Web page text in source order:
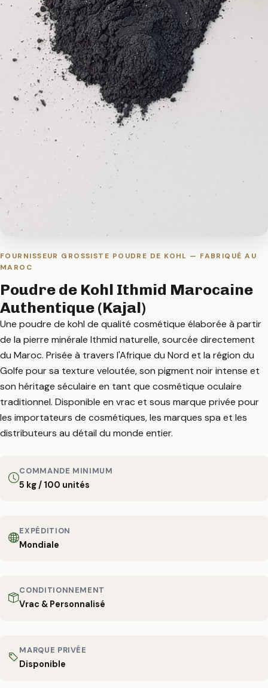
FOURNISSEUR GROSSISTE POUDRE DE KOHL — FABRIQUÉ AU
MAROC
Poudre de Kohl Ithmid Marocaine
Authentique (Kajal)
Une poudre de kohl de qualité cosmétique élaborée à partir
de la pierre minérale Ithmid naturelle, sourcée directement
du Maroc. Prisée à travers l'Afrique du Nord et la région du
Golfe pour sa texture veloutée, son pigment noir intense et
son héritage séculaire en tant que cosmétique oculaire
traditionnel. Disponible en vrac et sous marque privée pour
les importateurs de cosmétiques, les marques spa et les
distributeurs au détail du monde entier.
COMMANDE MINIMUM
5 kg / 100 unités
EXPÉDITION
Mondiale
CONDITIONNEMENT
Vrac & Personnalisé
MARQUE PRIVÉE
Disponible